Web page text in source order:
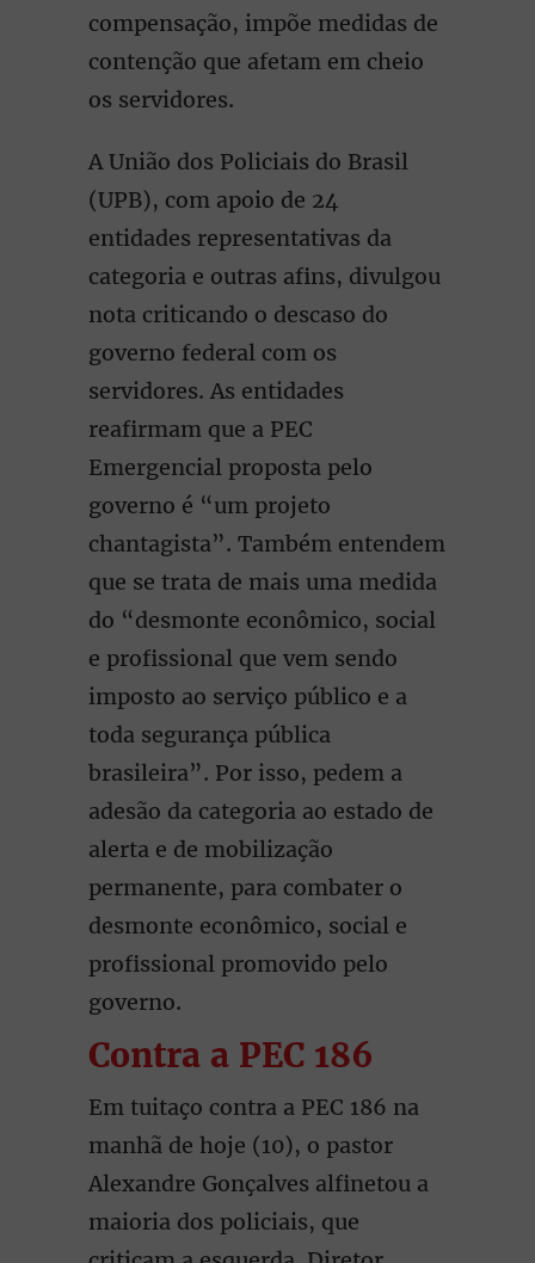
compensação, impõe medidas de
contenção que afetam em cheio
os servidores.
A União dos Policiais do Brasil
(UPB), com apoio de 24
entidades representativas da
categoria e outras afins, divulgou
nota criticando o descaso do
governo federal com os
servidores. As entidades
reafirmam que a PEC
Emergencial proposta pelo
governo é “um projeto
chantagista”. Também entendem
que se trata de mais uma medida
do “desmonte econômico, social
e profissional que vem sendo
imposto ao serviço público e a
toda segurança pública
brasileira”. Por isso, pedem a
adesão da categoria ao estado de
alerta e de mobilização
permanente, para combater o
desmonte econômico, social e
profissional promovido pelo
governo.
Contra a PEC 186
Em tuitaço contra a PEC 186 na
manhã de hoje (10), o pastor
Alexandre Gonçalves alfinetou a
maioria dos policiais, que